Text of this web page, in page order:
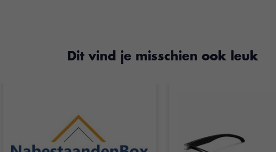
Dit vind je misschien ook leuk